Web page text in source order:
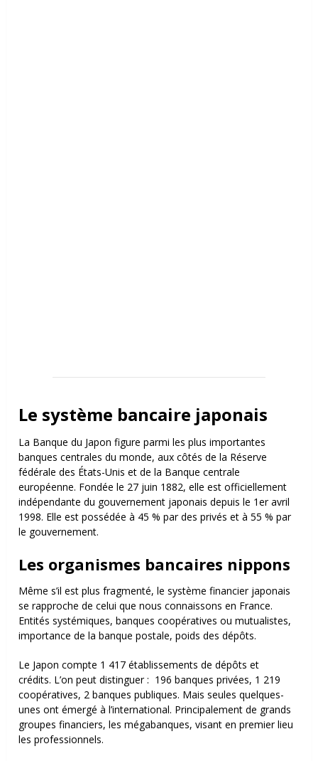
Le système bancaire japonais
La Banque du Japon figure parmi les plus importantes
banques centrales du monde, aux côtés de la Réserve
fédérale des États-Unis et de la Banque centrale
européenne. Fondée le 27 juin 1882, elle est officiellement
indépendante du gouvernement japonais depuis le 1eravril
1998. Elle est possédée à 45 % par des privés et à 55 % par
le gouvernement.
Les organismes bancaires nippons
Même s’il est plus fragmenté, le système financier japonais
se rapproche de celui que nous connaissons en France.
Entités systémiques, banques coopératives ou mutualistes,
importance de la banque postale, poids des dépôts.
Le Japon compte 1 417 établissements de dépôts et
crédits. L’on peut distinguer : 196 banques privées, 1 219
coopératives, 2 banques publiques. Mais seules quelques-
unes ont émergé à l’international. Principalement de grands
groupes financiers, les mégabanques, visant en premier lieu
les professionnels.